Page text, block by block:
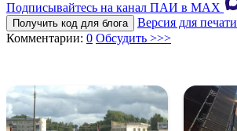
Подписывайтесь на канал ПАИ в MAХ
Получить код для блога
Версия для печати
Комментарии: 0 Обсудить >>>